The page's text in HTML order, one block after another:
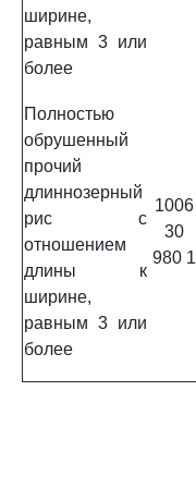
ширине,
равным 3 или
более
Полностью
обрушенный
прочий
длиннозерный
рис с
отношением
длины к
ширине,
равным 3 или
более
1006
30
980 1